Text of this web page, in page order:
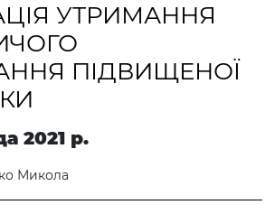
УТРИМАННЯ
ПІДВИЩЕНОЇ
2021 р.
Микола